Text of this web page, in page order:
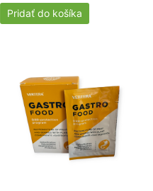
Pridať do košíka